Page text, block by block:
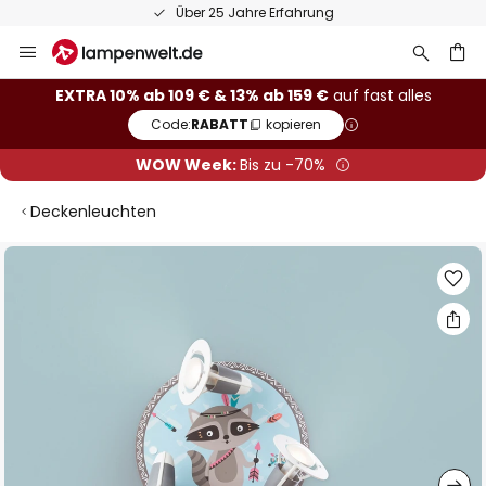
Über 25 Jahre Erfahrung
Inhalt
springen
EXTRA 10% ab 109 € & 13% ab 159 €auf fast alles
Code:RABATT kopieren
WOW Week:Bis zu -70%
Deckenleuchten
Zum